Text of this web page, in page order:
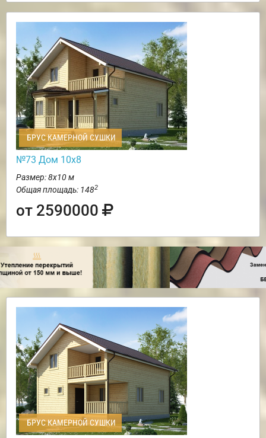
БРУС КАМЕРНОЙ СУШКИ
№73 Дом 10х8
Размер: 8х10 м
Общая площадь: 1482
от 2590000
БРУС КАМЕРНОЙ СУШКИ